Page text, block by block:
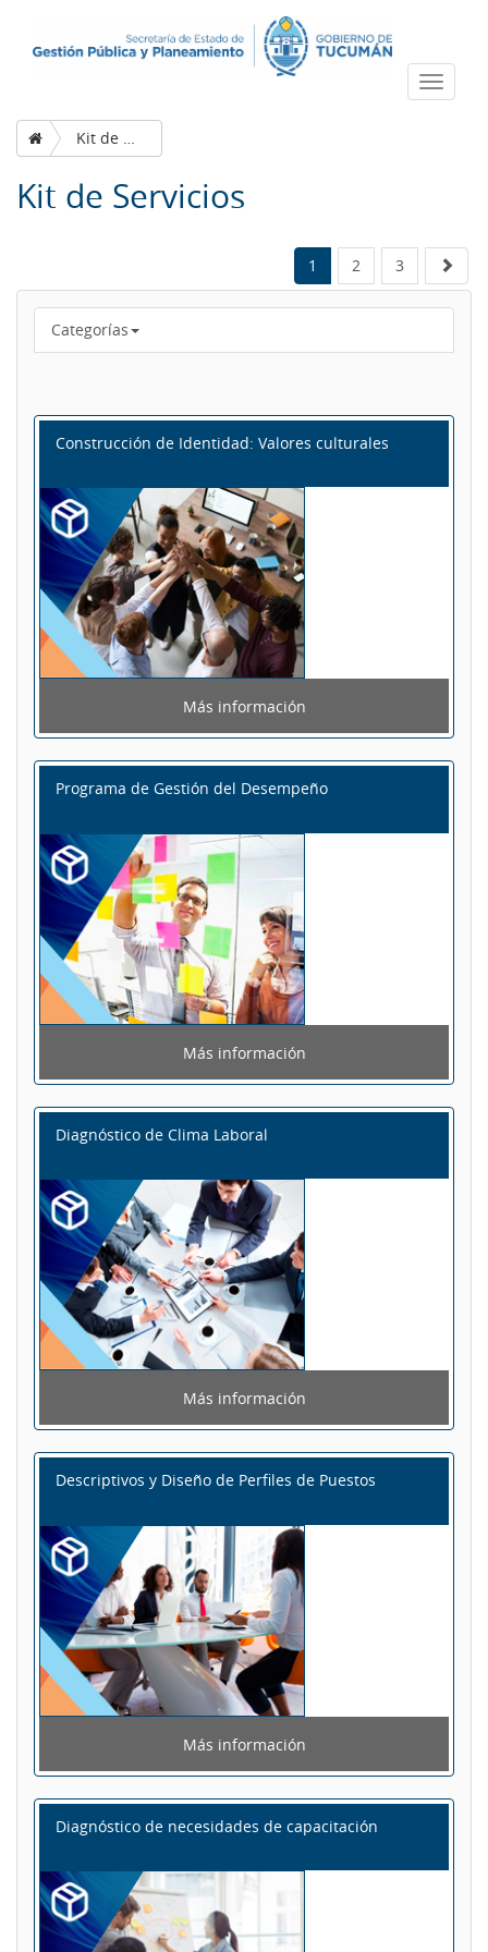
Kit de Servicios
Kit de Servicios
1 2 3
Categorías
Construcción de Identidad: Valores culturales
Más información
Programa de Gestión del Desempeño
Más información
Diagnóstico de Clima Laboral
Más información
Descriptivos y Diseño de Perfiles de Puestos
Más información
Diagnóstico de necesidades de capacitación